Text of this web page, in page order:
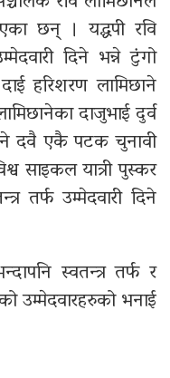
छन् । यद्धपी रवि
दिने भन्ने टुंगो
हरिशरण लामिछाने
दाजुभाई दुर्व
दवै एकै पटक चुनावी
साइकल यात्री पुस्कर
तर्फ उम्मेदवारी दिने
स्वतन्त्र तर्फ र
उम्मेदवारहरुको भनाई